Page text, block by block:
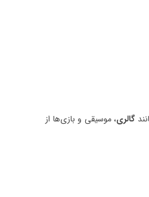
گالری، موسیقی و بازی‌ها از